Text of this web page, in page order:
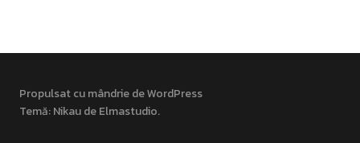
Propulsat cu mândrie de WordPress
Temă: Nikau deElmastudio.